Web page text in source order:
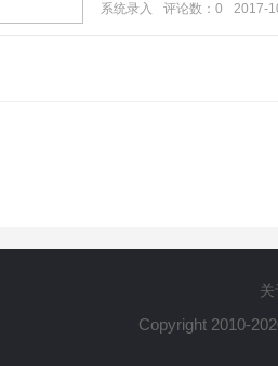
系统录入 评论数：0 2017-
Copyright 2010-